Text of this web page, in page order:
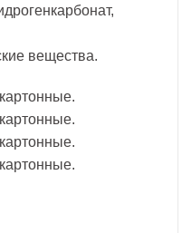
вещества.